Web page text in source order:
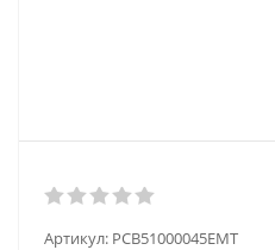
Артикул: PCB51000045EMT